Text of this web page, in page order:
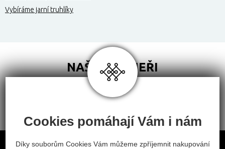
Vybíráme jarní truhlíky
NAŠI PARTNEŘI
Obchodní podmínky
Cookies pomáhají Vám i nám
Díky souborům Cookies Vám můžeme zpříjemnit nakupování